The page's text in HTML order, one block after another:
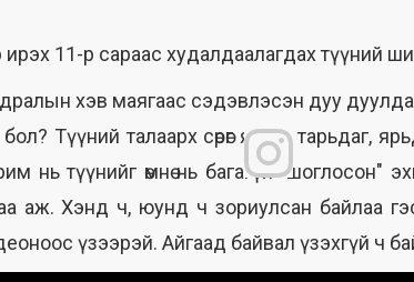
ирэх 11-р сараас худалдаалагдах түүний
хэв маягаас сэдэвлэсэн дуу
Түүний талаарх сөрөг яриаг тарьдаг,
нь түүнийг өмнө нь багагүй
аж. Хэнд ч, юунд ч зориулсан байлаа
үзээрэй. Айгаад байвал үзэхгүй ч